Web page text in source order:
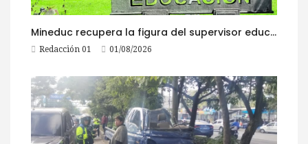
Mineduc recupera la figura del supervisor educativo con 968 plazas
Redacción 01 01/08/2026